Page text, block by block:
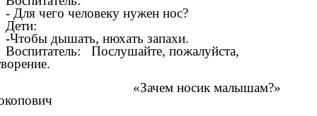
- Для чего человеку нужен нос?
Дети:
-Чтобы дышать, нюхать запахи.
Воспитатель: Послушайте, пожалуйста,
«Зачем носик малышам?»